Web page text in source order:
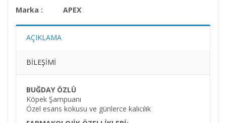
Marka : APEX
AÇIKLAMA
BILEŞIMI
BUĞDAY ÖZLÜ
Köpek Şampuanı
Özel esans kokusu ve günlerce kalıcılık